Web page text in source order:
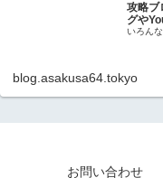
攻略ブ
グや
いろん
blog.asakusa64.tokyo
お問い合わせ